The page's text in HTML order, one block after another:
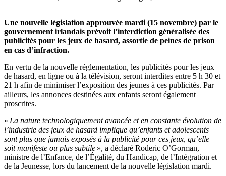
Une nouvelle législation approuvée mardi (15 novembre) par le
gouvernement irlandais prévoit l’interdiction généralisée des
publicités pour les jeux de hasard, assortie de peines de prison
en cas d’infraction.
En vertu de la nouvelle réglementation, les publicités pour les jeux
de hasard, en ligne ou à la télévision, seront interdites entre 5 h 30 et
21 h afin de minimiser l’exposition des jeunes à ces publicités. Par
ailleurs, les annonces destinées aux enfants seront également
proscrites.
« La nature technologiquement avancée et en constante évolution de
l’industrie des jeux de hasard implique qu’enfants et adolescents
sont plus que jamais exposés à la publicité pour ces jeux, qu’elle
soit manifeste ou plus subtile », a déclaré Roderic O’Gorman,
ministre de l’Enfance, de l’Égalité, du Handicap, de l’Intégration et
de la Jeunesse, lors du lancement de la nouvelle législation mardi.